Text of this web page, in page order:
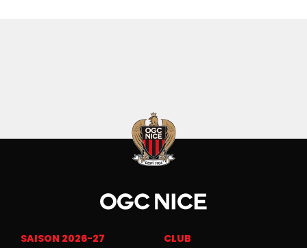
SAISON 2026-27 CLUB